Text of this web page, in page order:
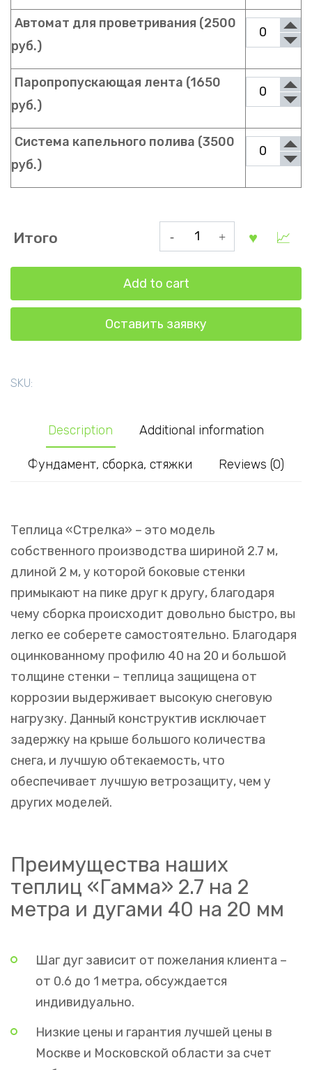
Автомат для проветривания (2500
руб.)
Паропропускающая лента (1650
руб.)
Система капельного полива (3500
руб.)
Теплица
в
форме
капли
2.5
на
2
Add to cart
Оставить заявку
Итого
SKU:
Description Additional information
Фундамент, сборка, стяжки Reviews (0)
Теплица «Стрелка» – это модель
собственного производства шириной 2.7 м,
длиной 2 м, у которой боковые стенки
примыкают на пике друг к другу, благодаря
чему сборка происходит довольно быстро, вы
легко ее соберете самостоятельно. Благодаря
оцинкованному профилю 40 на 20 и большой
толщине стенки – теплица защищена от
коррозии выдерживает высокую снеговую
нагрузку. Данный конструктив исключает
задержку на крыше большого количества
снега, и лучшую обтекаемость, что
обеспечивает лучшую ветрозащиту, чем у
других моделей.
Преимущества наших
теплиц «Гамма» 2.7 на 2
метра и дугами 40 на 20 мм
Шаг дуг зависит от пожелания клиента –
от 0.6 до 1 метра, обсуждается
индивидуально.
Низкие цены и гарантия лучшей цены в
Москве и Московской области за счет